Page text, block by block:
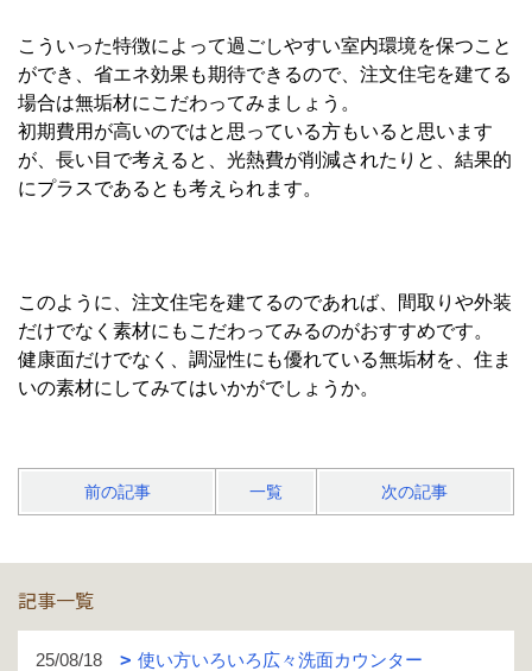
こういった特徴によって過ごしやすい室内環境を保つこと
ができ、省エネ効果も期待できるので、注文住宅を建てる
場合は無垢材にこだわってみましょう。
初期費用が高いのではと思っている方もいると思います
が、長い目で考えると、光熱費が削減されたりと、結果的
にプラスであるとも考えられます。
このように、注文住宅を建てるのであれば、間取りや外装
だけでなく素材にもこだわってみるのがおすすめです。
健康面だけでなく、調湿性にも優れている無垢材を、住ま
いの素材にしてみてはいかがでしょうか。
前の記事 一覧 次の記事
記事一覧
25/08/18 使い方いろいろ広々洗面カウンター